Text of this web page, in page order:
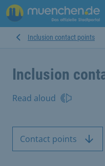
Inclusion contact points
Inclusion
Read aloud
Contact points